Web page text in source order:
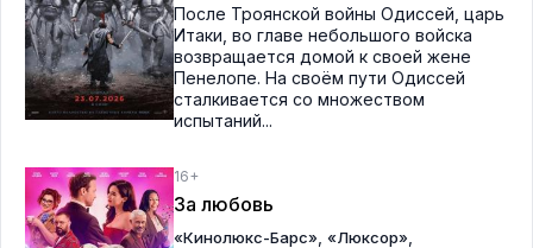
После Троянской войны Одиссей, царь
Итаки, во главе небольшого войска
возвращается домой к своей жене
Пенелопе. На своём пути Одиссей
сталкивается со множеством
испытаний...
16+
За любовь
«Кинолюкс-Барс» «Люксор»